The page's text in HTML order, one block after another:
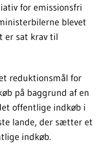
for emissionsfri
blevet
er sat krav til
reduktionsmål for
på baggrund af en
offentlige indkøb i
lande, der sætter et
indkøb.